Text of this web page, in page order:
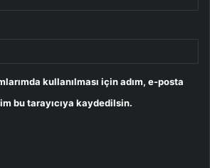
kullanılması için adım, e-posta
bu tarayıcıya kaydedilsin.